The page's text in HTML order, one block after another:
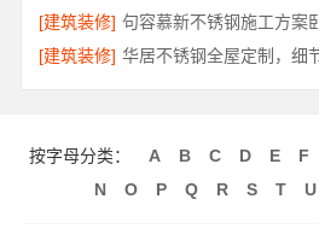
[建筑装修] 句容慕新不锈钢施工方案
[建筑装修] 华居不锈钢全屋定制，细
按字母分类： A B C D E F
N
O P Q R S T U